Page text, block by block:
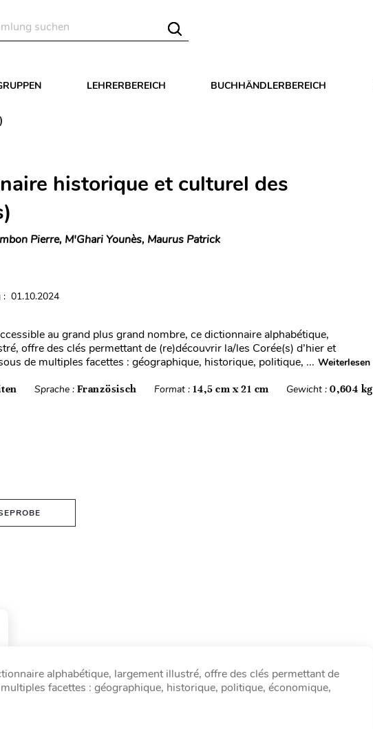
LEHRERBEREICH BUCHHÄNDLERBEREICH
historique et culturel des
Pierre, M'Ghari Younès, Maurus Patrick
: 01.10.2024
au grand plus grand nombre, ce dictionnaire alphabétique,
offre des clés permettant de (re)découvrir la/les Corée(s) d’hier et
de multiples facettes : géographique, historique, politique, ... Weiterlesen
Sprache :Französisch Format :14,5 cm x 21 cm Gewicht :0,604 kg
alphabétique, largement illustré, offre des clés permettant de
facettes : géographique, historique, politique, économique,